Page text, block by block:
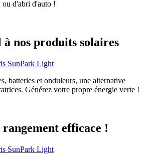
ou d'abri d'auto !
à nos produits solaires
batteries et onduleurs, une alternative
Générez votre propre énergie verte !
efficace !